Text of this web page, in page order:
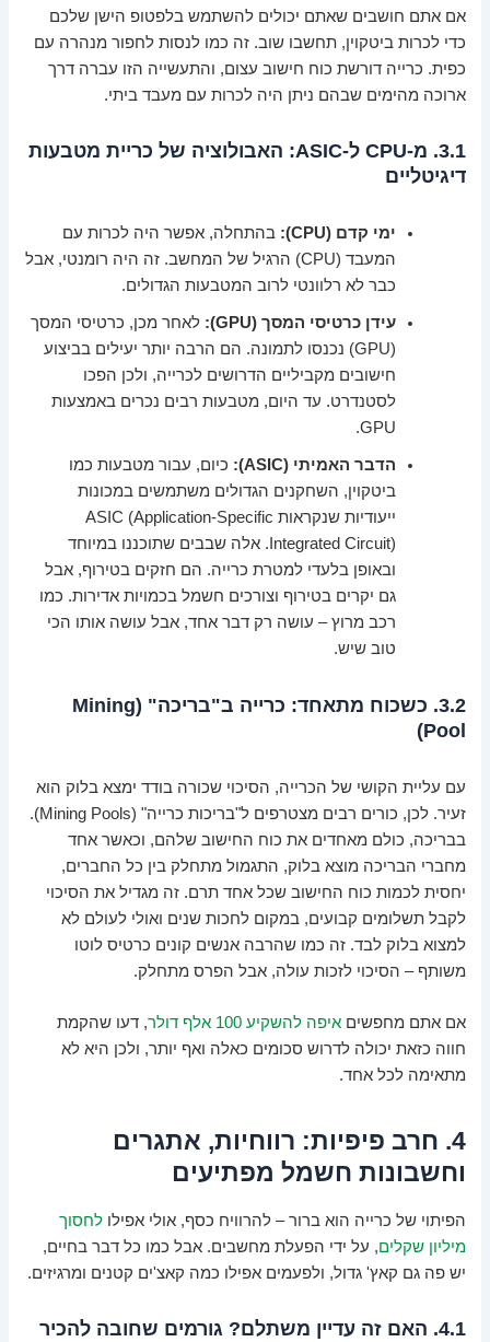
אם אתם חושבים שאתם יכולים להשתמש בלפטופ הישן שלכם
כדי לכרות ביטקוין, תחשבו שוב. זה כמו לנסות לחפור מנהרה עם
כפית. כרייה דורשת כוח חישוב עצום, והתעשייה הזו עברה דרך
ארוכה מהימים שבהם ניתן היה לכרות עם מעבד ביתי.
3.1. מ-CPU ל-ASIC: האבולוציה של כריית מטבעות
דיגיטליים
ימי קדם (CPU):
בהתחלה, אפשר היה לכרות עם
המעבד (CPU) הרגיל של המחשב. זה היה רומנטי, אבל
כבר לא רלוונטי לרוב המטבעות הגדולים.
עידן כרטיסי המסך (GPU):
לאחר מכן, כרטיסי המסך
(GPU) נכנסו לתמונה. הם הרבה יותר יעילים בביצוע
חישובים מקביליים הדרושים לכרייה, ולכן הפכו
לסטנדרט. עד היום, מטבעות רבים נכרים באמצעות
GPU.
הדבר האמיתי (ASIC):
כיום, עבור מטבעות כמו
ביטקוין, השחקנים הגדולים משתמשים במכונות
ייעודיות שנקראות ASIC (Application-Specific
Integrated Circuit). אלה שבבים שתוכננו במיוחד
ובאופן בלעדי למטרת כרייה. הם חזקים בטירוף, אבל
גם יקרים בטירוף וצורכים חשמל בכמויות אדירות. כמו
רכב מרוץ – עושה רק דבר אחד, אבל עושה אותו הכי
טוב שיש.
3.2. כשכוח מתאחד: כרייה ב"בריכה" (Mining
Pool)
עם עליית הקושי של הכרייה, הסיכוי שכורה בודד ימצא בלוק הוא
זעיר. לכן, כורים רבים מצטרפים ל"בריכות כרייה" (Mining Pools).
בבריכה, כולם מאחדים את כוח החישוב שלהם, וכאשר אחד
מחברי הבריכה מוצא בלוק, התגמול מתחלק בין כל החברים,
יחסית לכמות כוח החישוב שכל אחד תרם. זה מגדיל את הסיכוי
לקבל תשלומים קבועים, במקום לחכות שנים ואולי לעולם לא
למצוא בלוק לבד. זה כמו שהרבה אנשים קונים כרטיס לוטו
משותף – הסיכוי לזכות עולה, אבל הפרס מתחלק.
אם אתם מחפשיםאיפה להשקיע 100 אלף דולר
, דעו שהקמת
חווה כזאת יכולה לדרוש סכומים כאלה ואף יותר, ולכן היא לא
מתאימה לכל אחד.
4. חרב פיפיות: רווחיות, אתגרים
וחשבונות חשמל מפתיעים
הפיתוי של כרייה הוא ברור – להרוויח כסף, אולי אפילולחסוך
מיליון שקלים, על ידי הפעלת מחשבים. אבל כמו כל דבר בחיים,
יש פה גם קאץ' גדול, ולפעמים אפילו כמה קאצ'ים קטנים ומרגיזים.
4.1. האם זה עדיין משתלם? גורמים שחובה להכיר